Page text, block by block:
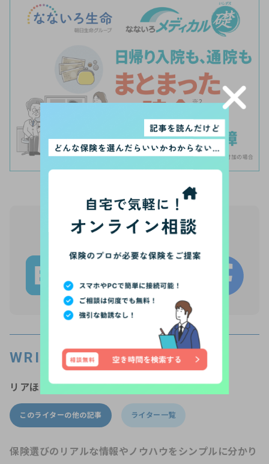
この記事をシェア
WRITER’S PROFILE
リアほMAGAZINE編集局
このライターの他の記事 ライター一覧
保険選びのリアルな情報やノウハウをシンプルに分かり